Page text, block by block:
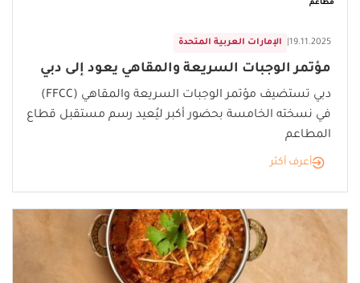
مطاعم
الإمارات العربية المتحدة 19.11.2025
مؤتمر الوجبات السريعة والمقاهي يعود إلى دبي
دبي تستضيف مؤتمر الوجبات السريعة والمقاهي (FFCC)
في نسخته الخامسة بحضور أكبر ليُعيد رسم مستقبل قطاع
المطاعم
أعرف أكثر